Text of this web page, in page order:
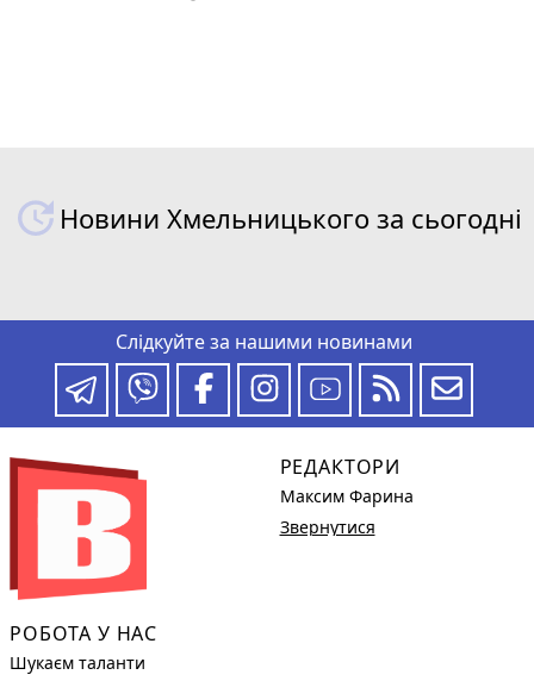
Новини Хмельницького за сьогодні
Слідкуйте за нашими новинами
РОБОТА У НАС
Шукаєм таланти
РЕДАКТОРИ
Максим Фарина
Звернутися